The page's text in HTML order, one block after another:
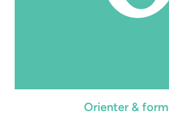
Orienter &